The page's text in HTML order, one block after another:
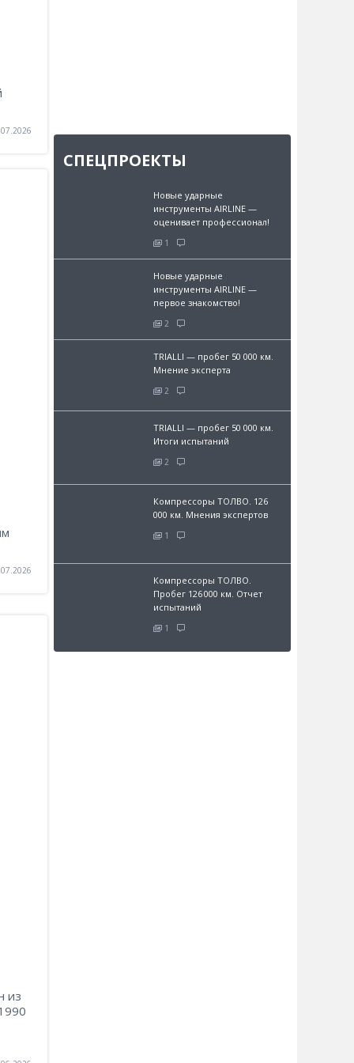
из
СПЕЦПРОЕКТЫ
Новые ударные
инструменты AIRLINE —
оценивает профессионал!
1
Новые ударные
инструменты AIRLINE —
первое знакомство!
2
TRIALLI — пробег 50 000 км.
Мнение эксперта
2
TRIALLI — пробег 50 000 км.
Итоги испытаний
2
Компрессоры ТОЛВО. 126
000 км. Мнения экспертов
1
Компрессоры ТОЛВО.
Пробег 126 000 км. Отчет
испытаний
1